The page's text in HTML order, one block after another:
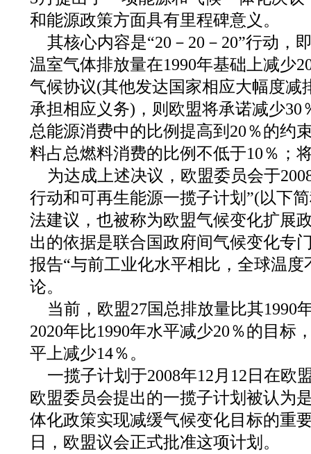
和能源政策方面具有里程碑意义。
其核心内容是“20－20－20”行动，
温室气体排放量在1990年基础上减少
气候协议(其他发达国家相应大幅度减
承担相应义务)，则欧盟将承诺减少30
总能源消费中的比例提高到20％的约
料占总燃料消费的比例不低于10％；
为达成上述决议，欧盟委员会于
行动和可再生能源一揽子计划”(以下
法建议，也被称为欧盟气候变化扩展
出的依据是联合国政府间气候变化专
报告“与前工业化水平相比，全球温度
论。
当前，欧盟27国总排放量比其1990
2020年比1990年水平减少20％的目标
平上减少14％。
一揽子计划于2008年12月12日在欧
欧盟委员会提出的一揽子计划被认为
体化政策实现减缓气候变化目标的重
日，欧盟议会正式批准这项计划。